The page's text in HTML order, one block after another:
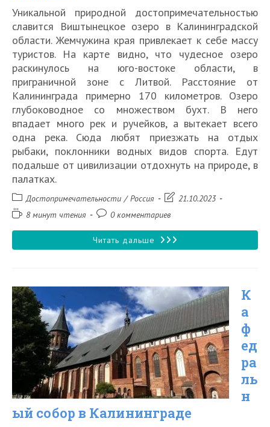
Уникальной природной достопримечательностью
славится Виштынецкое озеро в Калининградской
области. Жемчужина края привлекает к себе массу
туристов. На карте видно, что чудесное озеро
раскинулось на юго-востоке области, в
приграничной зоне с Литвой. Расстояние от
Калининграда примерно 170 километров. Озеро
глубоководное со множеством бухт. В него
впадает много рек и ручейков, а вытекает всего
одна река. Сюда любят приезжать на отдых
рыбаки, поклонники водных видов спорта. Едут
подальше от цивилизации отдохнуть на природе, в
палатках.
Рубрика
записи:
Достопримечательности / Россия
Запись21.10.2023
Время8 минут чтения
Комментарии
записи:
0 комментариев
Читать дальше Виштынецкое
Калининградской
области
К
а
ф
ед
ра
ль
н
ый собор в Калининграде